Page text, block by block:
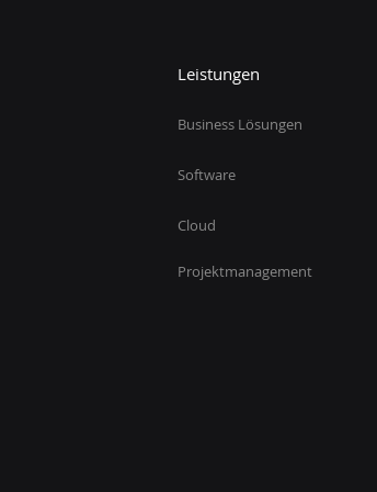
Leistungen
Business Lösungen
Software
Cloud
Projektmanagement